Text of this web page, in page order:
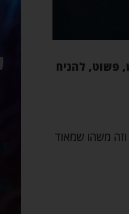
פשוט, להניח
משהו שמאוד